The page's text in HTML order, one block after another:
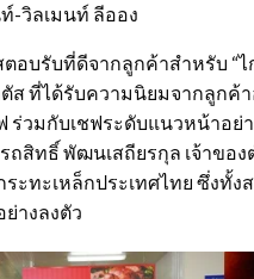
-วิลเมนท์ ลีออง
อบรับที่ดีจากลูกค้าสำหรับ “ไ
ตัส ที่ได้รับความนิยมจากลูกค้
ร่วมกับเชฟระดับแนวหน้าอย่
ถสิทธิ์ พัฒนเสถียรกุล เจ้าของ
ระทะเหล็กประเทศไทย ซึ่ง
างลงตัว